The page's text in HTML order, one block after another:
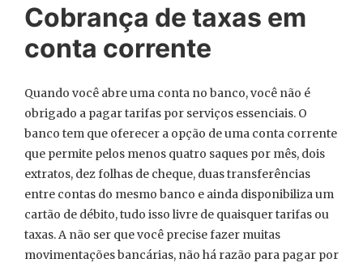
Cobrança de taxas em
conta corrente
Quando você abre uma conta no banco, você não é
obrigado a pagar tarifas por serviços essenciais. O
banco tem que oferecer a opção de uma conta corrente
que permite pelos menos quatro saques por mês, dois
extratos, dez folhas de cheque, duas transferências
entre contas do mesmo banco e ainda disponibiliza um
cartão de débito, tudo isso livre de quaisquer tarifas ou
taxas. A não ser que você precise fazer muitas
movimentações bancárias, não há razão para pagar por